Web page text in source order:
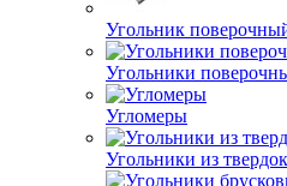
Угольник
Угольники
Угломеры
Угольники из